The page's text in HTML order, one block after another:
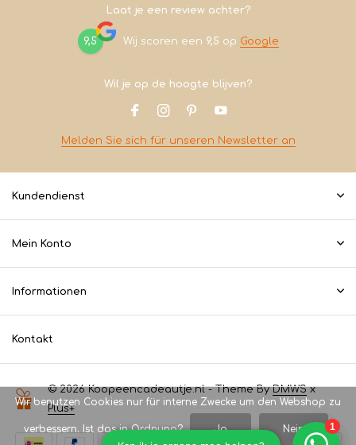
Laat je een review achter?
9,5 Wij scoren een 9,5 op Google
Wil je op de hoogte blijven?
Melden Sie sich für unseren Newsletter an
Kundendienst
Mein Konto
Informationen
Kontakt
© 2026 Koopeencadeautje.nl - Theme ByDMWSx
Plus+
Wir benutzen Cookies nur für interne Zwecke um den Webshop zu
verbessern. Ist das in Ordnung? Ja Nein